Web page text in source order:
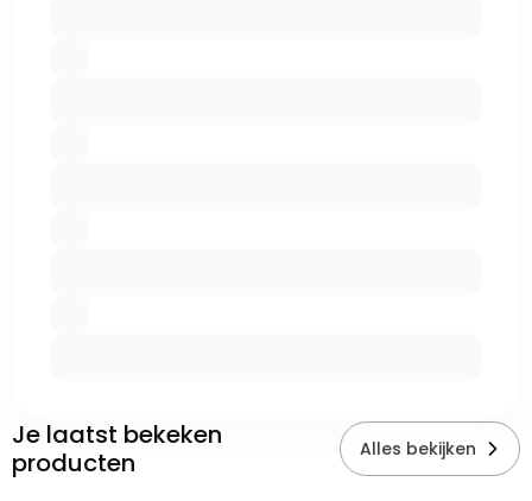
Je laatst bekeken
producten
Alles bekijken